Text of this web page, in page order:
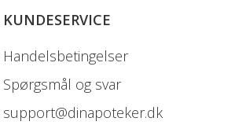
KUNDESERVICE
Handelsbetingelser
Spørgsmål og svar
support@dinapoteker.dk